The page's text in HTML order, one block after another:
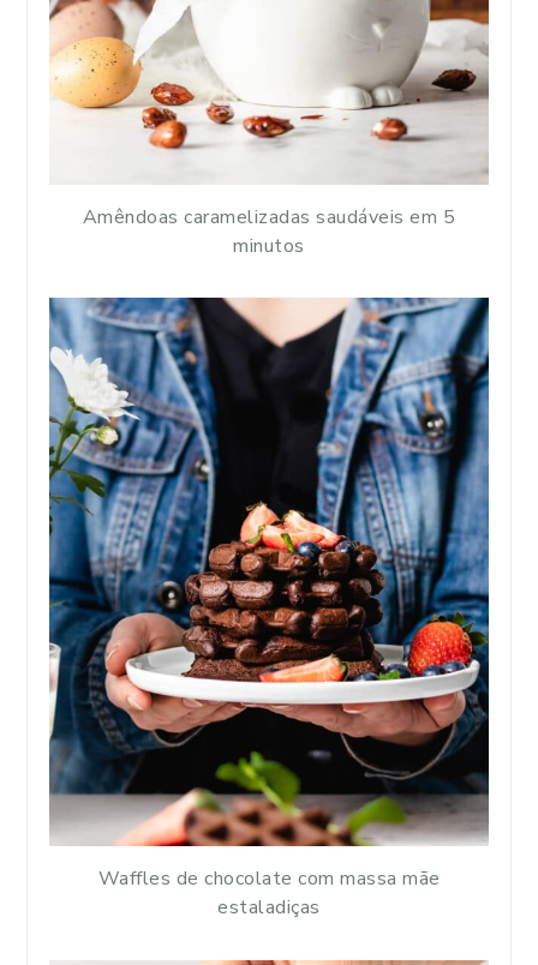
Amêndoas caramelizadas saudáveis em 5
minutos
Waffles de chocolate com massa mãe
estaladiças